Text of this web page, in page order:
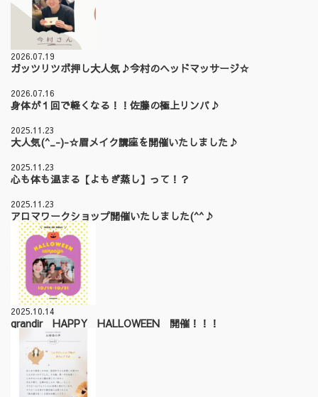
2026.07.19
ガッツリツボ押し大人気♪今村のヘッドマッサージ☆
2026.07.16
身体が１回で軽くなる！！佐藤の極上リンパ♪
2025.11.23
大人気(^_-)-☆眉メイク講座を開催いたしました♪
2025.11.23
心も体も温まる【よもぎ蒸し】って！？
2025.11.23
アロマワークショップ開催いたしました(^^♪
2025.10.14
grandir HAPPY HALLOWEEN 開催！！！